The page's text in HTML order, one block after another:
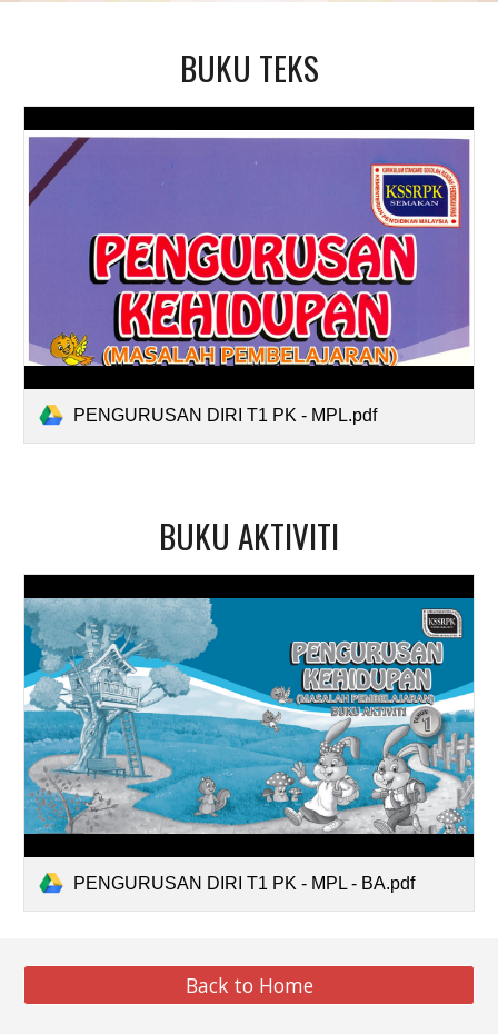
BUKU TEKS
PENGURUSAN DIRI T1 PK - MPL.pdf
BUKU AKTIVITI
PENGURUSAN DIRI T1 PK - MPL - BA.pdf
Back to Home